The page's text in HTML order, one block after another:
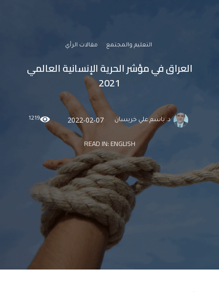
التعليم والمجتمع مقالات الرأي
العراق في مؤشر الحرية الإنسانية العالمي
2021
د. باسم علي خريسان 2022-02-07
1219
READ IN:ENGLISH